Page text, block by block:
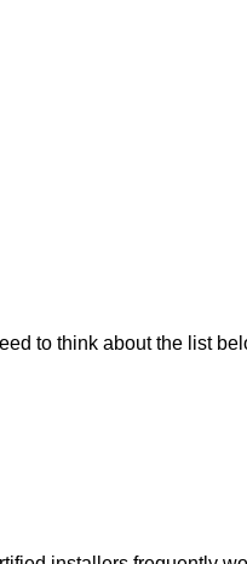
to think about the list